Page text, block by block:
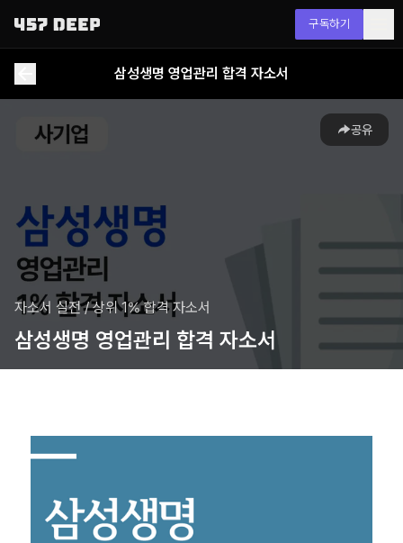
구독하기
삼성생명 영업관리 합격 자소서
공유
자소서 실전/상위 1% 합격 자소서
삼성생명 영업관리 합격 자소서